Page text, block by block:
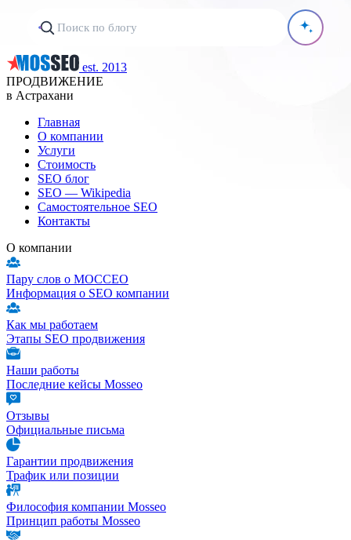
est. 2013
ПРОДВИЖЕНИЕ
в Астрахани
Главная
О компании
Услуги
Стоимость
SEO блог
SEO — Wikipedia
Самостоятельное SEO
Контакты
О компании
Пару слов о МОССЕО
Информация о SEO компании
Как мы работаем
Этапы SEO продвижения
Наши работы
Последние кейсы Mosseo
Отзывы
Официальные письма
Гарантии продвижения
Трафик или позиции
Философия компании Mosseo
Принцип работы Mosseo